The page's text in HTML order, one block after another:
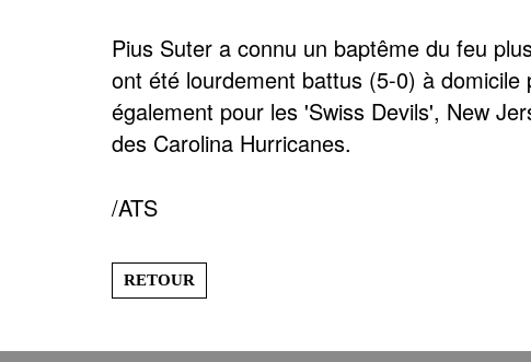
Pius Suter a connu un baptême du feu
ont été lourdement battus (5-0) à
également pour les 'Swiss Devils', New
des Carolina Hurricanes.
/ATS
RETOUR